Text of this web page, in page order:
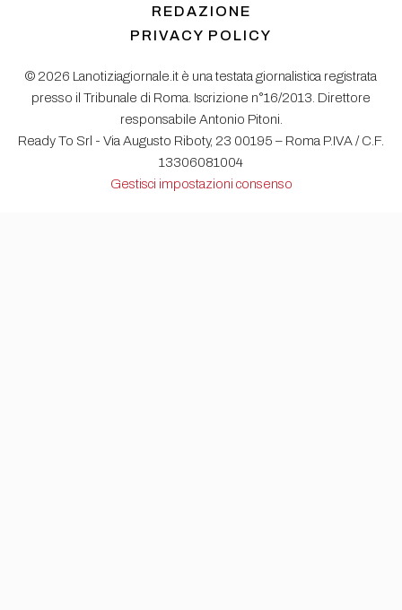
REDAZIONE
PRIVACY POLICY
© 2026 Lanotiziagiornale.it è una testata giornalistica registrata
presso il Tribunale di Roma. Iscrizione n°16/2013. Direttore
responsabile Antonio Pitoni.
Ready To Srl - Via Augusto Riboty, 23 00195 – Roma P.IVA / C.F.
13306081004
Gestisci impostazioni consenso